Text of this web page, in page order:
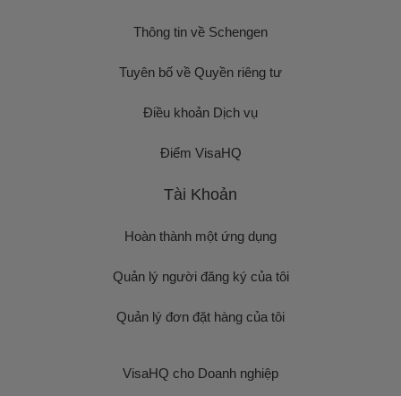
Thông tin về Schengen
Tuyên bố về Quyền riêng tư
Điều khoản Dịch vụ
Điểm VisaHQ
Tài Khoản
Hoàn thành một ứng dụng
Quản lý người đăng ký của tôi
Quản lý đơn đặt hàng của tôi
VisaHQ cho Doanh nghiệp